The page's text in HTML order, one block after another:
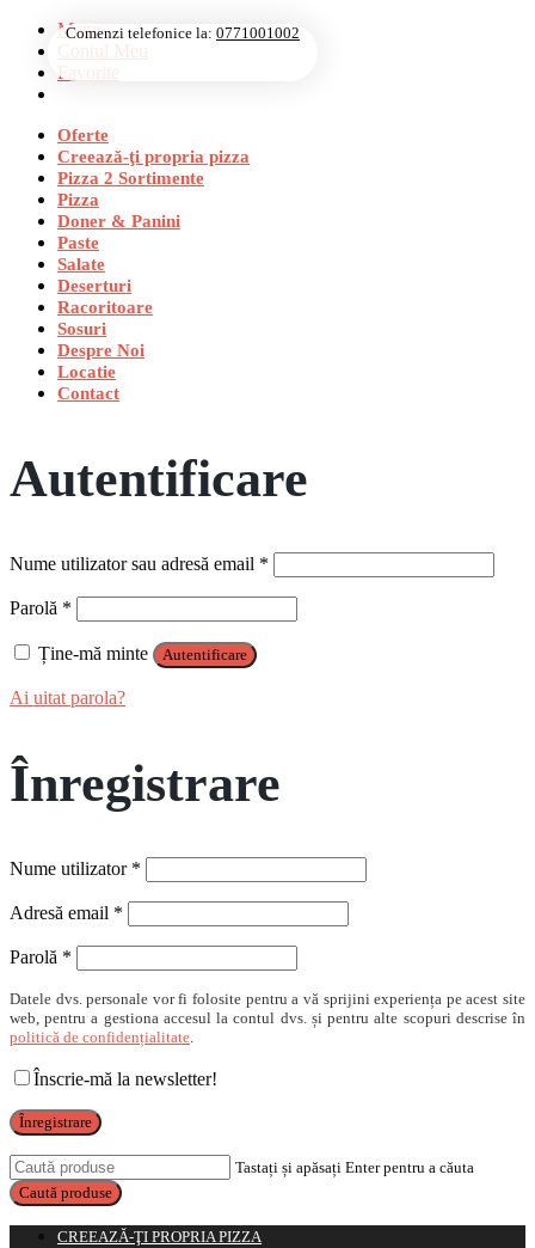
Menu
Favorite
Oferte
Creează-ţi propria pizza
Pizza 2 Sortimente
Pizza
Doner & Panini
Paste
Salate
Deserturi
Racoritoare
Sosuri
Despre Noi
Locatie
Contact
Autentificare
Nume utilizator sau adresă email *
Parolă *
Ține-mă minte Autentificare
Ai uitat parola?
Înregistrare
Nume utilizator *
Adresă email *
Parolă *
Datele dvs. personale vor fi folosite pentru a vă sprijini experiența pe acest site
web, pentru a gestiona accesul la contul dvs. și pentru alte scopuri descrise în
politică de confidențialitate.
Înscrie-mă la newsletter!
Înregistrare
Tastați și apăsați Enter pentru a căuta
CREEAZĂ-ŢI PROPRIA PIZZA
Comenzi telefonice la: 0771001002